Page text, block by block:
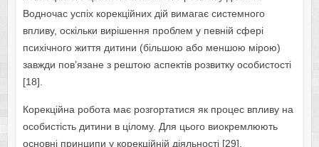
Водночас успіх корекційних дій вимагає системного
впливу, оскільки вирішення проблем у певній сфері
психічного життя дитини (більшою або меншою мірою)
завжди пов’язане з рештою аспектів розвитку особистості
[18].
Корекційна робота має розгортатися як процес впливу на
особистість дитини в цілому. Для цього виокремлюють
основні принципи у корекційній діяльності [29].